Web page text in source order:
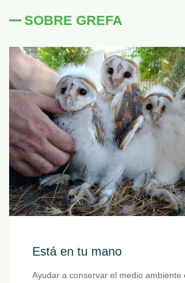
SOBRE GREFA
Está en tu mano
Ayudar a conservar el medio ambiente